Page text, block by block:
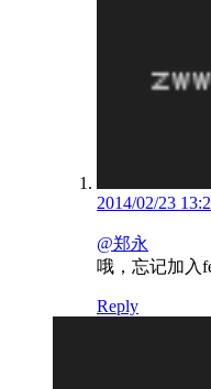
2014/02/23
@郑永
哦，忘记加入
Reply